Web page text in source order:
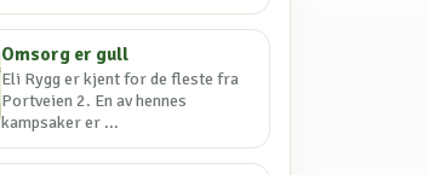
Omsorg er gull
Eli Rygg er kjent for de fleste fra
Portveien 2. En av hennes
kampsaker er ...